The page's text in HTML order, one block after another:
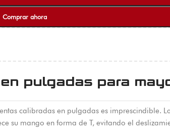
Comprar ahora
pulgadas para
calibradas en pulgadas es imprescindible.
su mango en forma de T, evitando el